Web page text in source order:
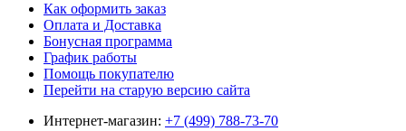
Как оформить заказ
Оплата и Доставка
Бонусная программа
График работы
Помощь покупателю
Перейти на старую версию сайта
Интернет-магазин: +7 (499) 788-73-70